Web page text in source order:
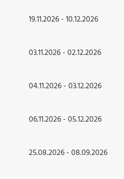
19.11.2026 - 10.12.2026
03.11.2026 - 02.12.2026
04.11.2026 - 03.12.2026
06.11.2026 - 05.12.2026
25.08.2026 - 08.09.2026